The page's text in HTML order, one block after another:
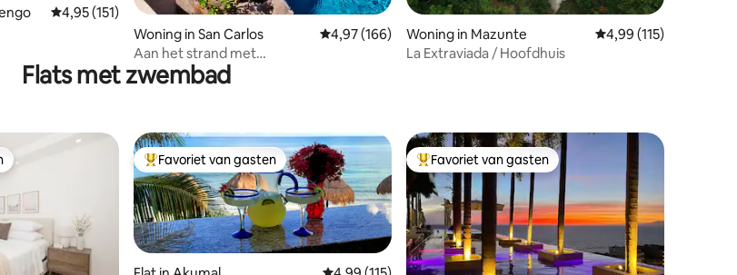
5, 150 recensies
Gemiddelde beoordeling van 4,95 op 5, 151 recensies
4,95 (151)
Woning in San Carlos Gemiddelde beoordeling van 4,97 op 5, 166 recensies
4,97 (166)
Aan het strand met
privézwembad(verwarmd)
4slaapkamerwoning
Woning in Mazunte Gemiddelde
4,99 (115)
La Extraviada / Hoofdhuis
Flats met zwembad
Topfavoriet van gasten
Favoriet van gasten Topfavoriet van gasten
Favoriet van gasten